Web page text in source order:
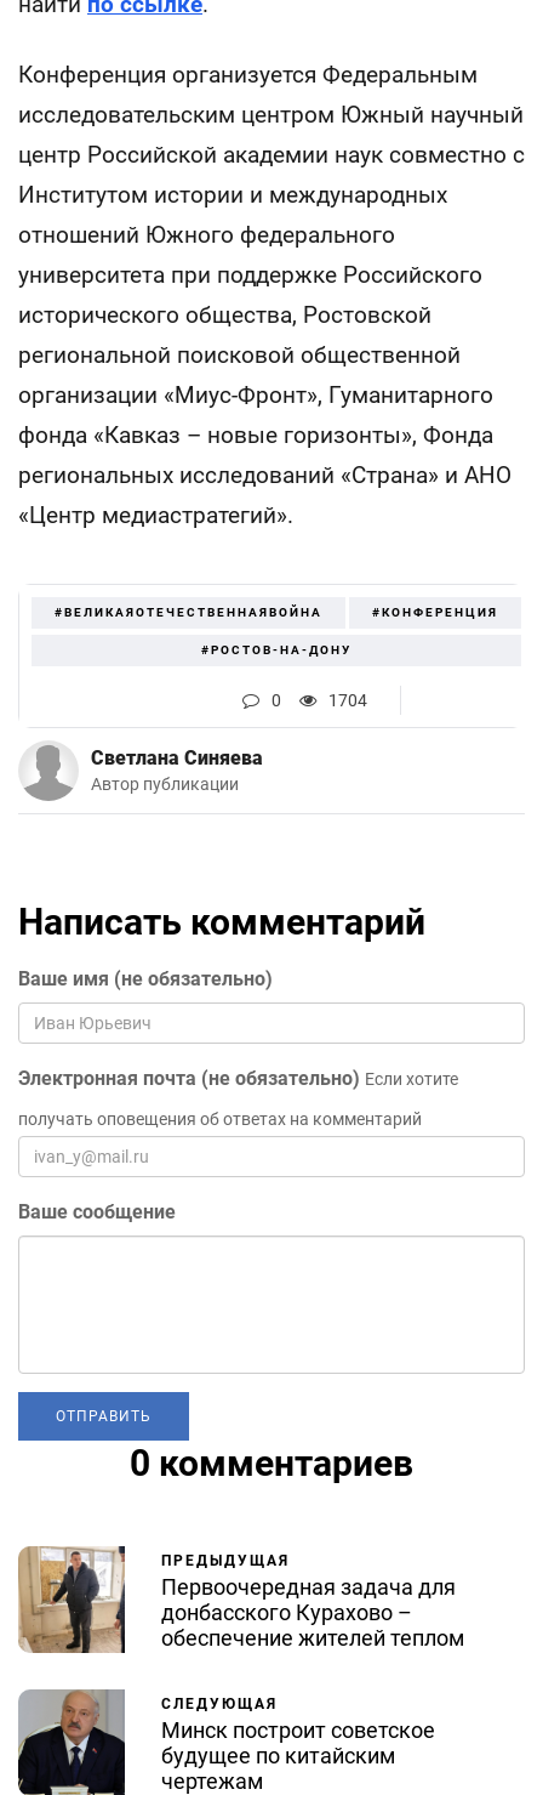
Конференция организуется Федеральным
исследовательским центром Южный научный
центр Российской академии наук совместно с
Институтом истории и международных
отношений Южного федерального
университета при поддержке Российского
исторического общества, Ростовской
региональной поисковой общественной
организации «Миус-Фронт», Гуманитарного
фонда «Кавказ – новые горизонты», Фонда
региональных исследований «Страна» и АНО
«Центр медиастратегий».
#ВЕЛИКАЯОТЕЧЕСТВЕННАЯВОЙНА #КОНФЕРЕНЦИЯ
#РОСТОВ-НА-ДОНУ
0 1704
Светлана Синяева
Автор публикации
Написать комментарий
Ваше имя (не обязательно)
Электронная почта (не обязательно) Если хотите
получать оповещения об ответах на комментарий
Ваше сообщение
0 комментариев
ПРЕДЫДУЩАЯ
Первоочередная задача для
донбасского Курахово –
обеспечение жителей теплом
СЛЕДУЮЩАЯ
Минск построит советское
будущее по китайским
чертежам